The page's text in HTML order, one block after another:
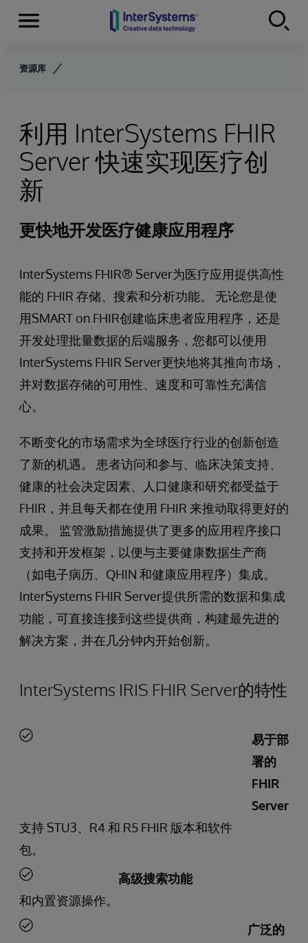
Skip to content
Menu
资源库
利用 InterSystems FHIR
Server 快速实现医疗创
新
更快地开发医疗健康应用程序
InterSystems FHIR® Server为医疗应用提供高性
能的 FHIR 存储、搜索和分析功能。 无论您是使
用SMART on FHIR创建临床患者应用程序，还是
开发处理批量数据的后端服务，您都可以使用
InterSystems FHIR Server更快地将其推向市场，
并对数据存储的可用性、速度和可靠性充满信
心。
不断变化的市场需求为全球医疗行业的创新创造
了新的机遇。 患者访问和参与、临床决策支持、
健康的社会决定因素、人口健康和研究都受益于
FHIR，并且每天都在使用 FHIR 来推动取得更好的
成果。 监管激励措施提供了更多的应用程序接口
支持和开发框架，以便与主要健康数据生产商
（如电子病历、QHIN 和健康应用程序）集成。
InterSystems FHIR Server提供所需的数据和集成
功能，可直接连接到这些提供商，构建最先进的
解决方案，并在几分钟内开始创新。
InterSystems IRIS FHIR Server的特性
易于部
署的
FHIR
Server
支持 STU3、R4 和 R5 FHIR 版本和软件
包。
高级搜索功能
和内置资源操作。
广泛的